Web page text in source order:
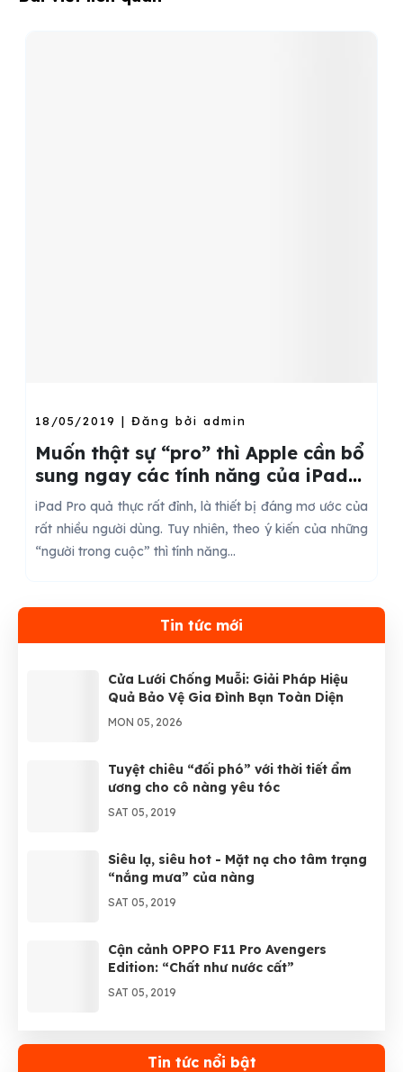
18/05/2019 | Đăng bởi admin
Muốn thật sự “pro” thì Apple cần bổ
sung ngay các tính năng của iPad
Pro này
iPad Pro quả thực rất đỉnh, là thiết bị đáng mơ ước của
rất nhiều người dùng. Tuy nhiên, theo ý kiến của những
“người trong cuộc” thì tính năng...
Tin tức mới
Cửa Lưới Chống Muỗi: Giải Pháp Hiệu
Quả Bảo Vệ Gia Đình Bạn Toàn Diện
MON 05, 2026
Tuyệt chiêu “đối phó” với thời tiết ẩm
ương cho cô nàng yêu tóc
SAT 05, 2019
Siêu lạ, siêu hot - Mặt nạ cho tâm trạng
“nắng mưa” của nàng
SAT 05, 2019
Cận cảnh OPPO F11 Pro Avengers
Edition: “Chất như nước cất”
SAT 05, 2019
ho của ColorOS 6.0 trên Realme 3
Tin tức nổi bật